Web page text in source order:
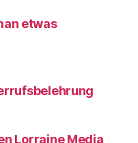
etwas
Lorraine Media